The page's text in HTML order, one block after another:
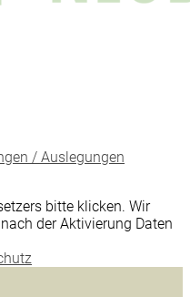
/ Auslegungen
bitte klicken. Wir
der Aktivierung Daten